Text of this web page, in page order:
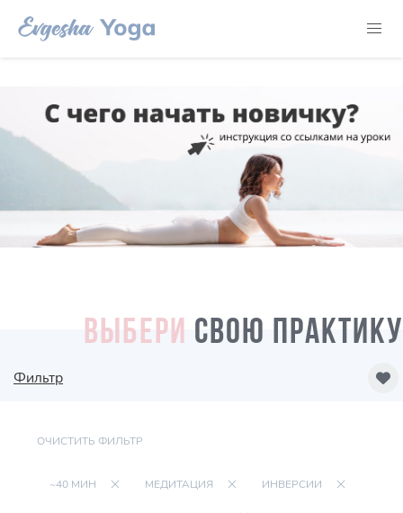
ВЫБЕРИ СВОЮ ПРАКТИКУ
Фильтр
ОЧИСТИТЬ ФИЛЬТР
~40 МИН МЕДИТАЦИЯ ИНВЕРСИИ